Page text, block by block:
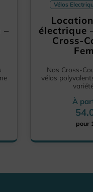
–
Vélos
électrique
Cross-
Nos Cross-
vélos
variété
À
pour